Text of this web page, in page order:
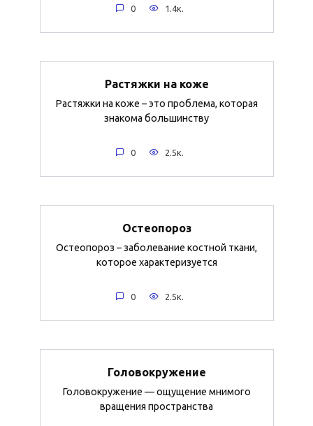
0 1.4к.
Растяжки на коже
Растяжки на коже – это проблема, которая
знакома большинству
0 2.5к.
Остеопороз
Остеопороз – заболевание костной ткани,
которое характеризуется
0 2.5к.
Головокружение
Головокружение — ощущение мнимого
вращения пространства